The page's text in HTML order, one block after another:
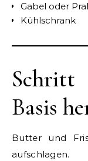
Gabel oder
Kühlschrank
Schritt
Basis
Butter und
aufschlagen.